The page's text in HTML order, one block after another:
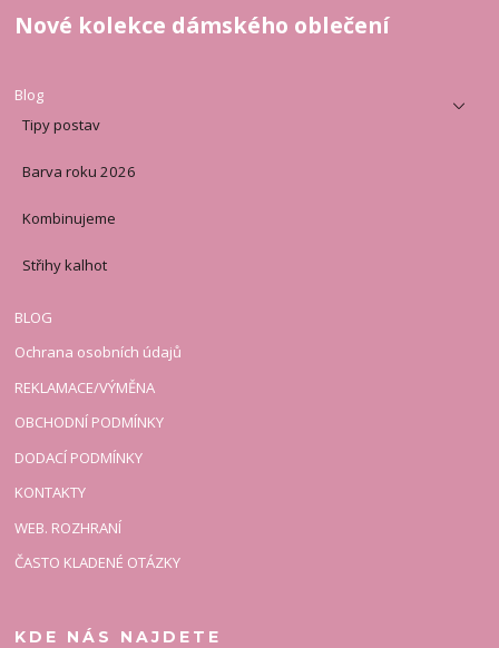
Nové kolekce dámského oblečení
Blog
Tipy postav
Barva roku 2026
Kombinujeme
Střihy kalhot
BLOG
Ochrana osobních údajů
REKLAMACE/VÝMĚNA
OBCHODNÍ PODMÍNKY
DODACÍ PODMÍNKY
KONTAKTY
WEB. ROZHRANÍ
ČASTO KLADENÉ OTÁZKY
KDE NÁS NAJDETE